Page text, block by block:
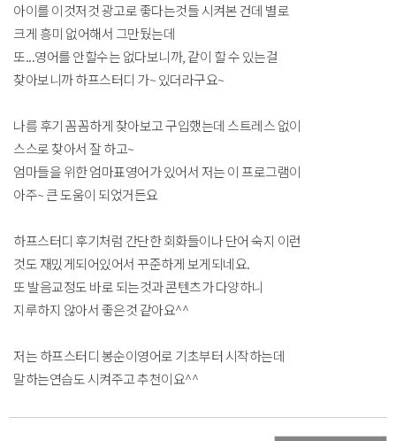
아이를 이것저것 광고로 좋다는것들 시켜본 건데 별로
크게 흥미 없어해서 그만뒀는데
또...영어를 안할수는 없다보니까, 같이 할 수 있는걸
찾아보니까 하프스터디 가~ 있더라구요~
나름 후기 꼼꼼하게 찾아보고 구입했는데 스트레스 없이
스스로 찾아서 잘 하고~
엄마들을 위한 엄마표영어가 있어서 저는 이 프로그램이
아주~ 큰 도움이 되었거든요
하프스터디 후기처럼 간단한 회화들이나 단어 숙지 이런
것도 재밌게되어있어서 꾸준하게 보게되네요.
또 발음교정도 바로 되는것과 콘텐츠가 다양하니
지루하지 않아서 좋은것 같아요^^
저는 하프스터디 봉순이영어로 기초부터 시작하는데
말하는연습도 시켜주고 추천이요^^